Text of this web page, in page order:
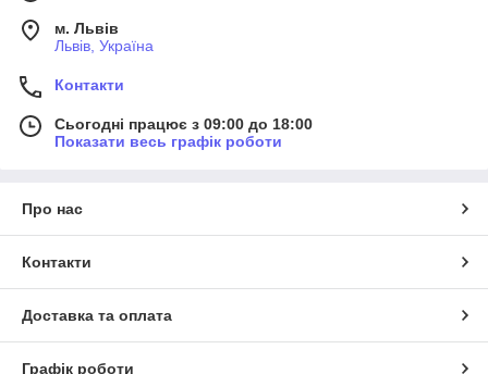
м. Львів
Львів, Україна
Контакти
Сьогодні працює з 09:00 до 18:00
Показати весь графік роботи
Про нас
Контакти
Доставка та оплата
Графік роботи